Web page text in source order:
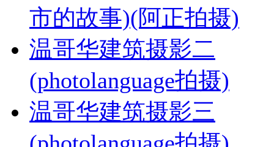
市的故事)(阿正拍摄)
温哥华建筑摄影二
(photolanguage拍摄)
温哥华建筑摄影三